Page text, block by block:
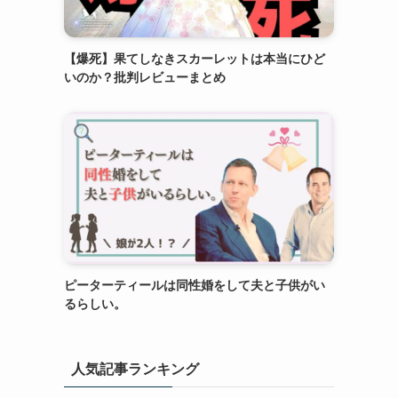
【爆死】果てしなきスカーレットは本当にひど
いのか？批判レビューまとめ
ピーターティールは同性婚をして夫と子供がい
るらしい。
人気記事ランキング